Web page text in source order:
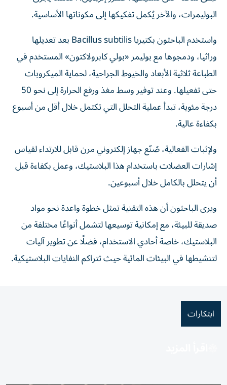
البوليمرات، والآخر يُكمل تفكيكها إلى مكوناتها الأساسية.
واستخدم الباحثون بكتيريا Bacillus subtilis بعد تعديلها
وراثيا، ودمجوها مع بوليمر «بولي كابرولاكتون» المستخدم في
الطباعة ثلاثية الأبعاد والخيوط الجراحية، لحماية الميكروبات
حتى تفعيلها. وعند توفير وسط مغذ ورفع الحرارة إلى نحو 50
درجة مئوية، تبدأ عملية التحلل التي تكتمل خلال أقل من أسبوع
بكفاءة عالية.
ولإثبات الفعالية، صُنّع جهاز إلكتروني مرن قابل للارتداء لقياس
إشارات العضلات باستخدام هذا البلاستيك، وعمل بكفاءة قبل
أن يتحلل بالكامل خلال أسبوعين.
ويرى الباحثون أن هذه التقنية تمثل خطوة واعدة نحو مواد
صديقة للبيئة، مع إمكانية توسيعها لتشمل أنواعًا مختلفة من
البلاستيك، خاصة أحادي الاستخدام، فضلًا عن تطوير آليات
لتنشيطها في البيئات المائية حيث تتراكم النفايات البلاستيكية.
ابتكارات